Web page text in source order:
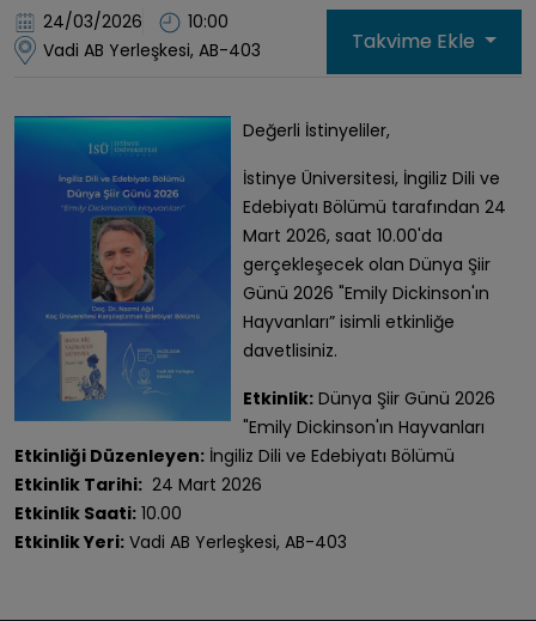
24/03/2026
10:00
Vadi AB Yerleşkesi, AB-403
Takvime Ekle
Değerli İstinyeliler,
İstinye Üniversitesi, İngiliz Dili ve
Edebiyatı Bölümü tarafından 24
Mart 2026, saat 10.00'da
gerçekleşecek olan Dünya Şiir
Günü 2026 "Emily Dickinson'ın
Hayvanları” isimli etkinliğe
davetlisiniz.
Etkinlik:Dünya Şiir Günü 2026
"Emily Dickinson'ın Hayvanları
Etkinliği Düzenleyen: İngiliz Dili ve Edebiyatı Bölümü
Etkinlik Tarihi: 24 Mart 2026
Etkinlik Saati: 10.00
Etkinlik Yeri: Vadi AB Yerleşkesi, AB-403